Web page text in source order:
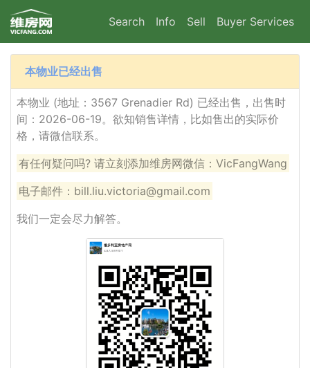
Search Info Sell Buyer Services
本物业已经出售
本物业 (地址：3567 Grenadier Rd) 已经出售，出售时
间：2026-06-19。欲知销售详情，比如售出的实际价
格，请微信联系。
有任何疑问吗? 请立刻添加维房网微信：VicFangWang
电子邮件：bill.liu.victoria@gmail.com
我们一定会尽力解答。